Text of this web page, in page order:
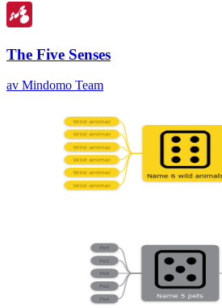
The Five Senses
av Mindomo Team